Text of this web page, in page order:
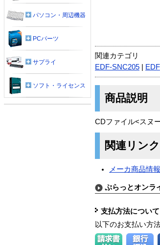
関連カテゴリ
EDF-SNC205
EDF
商品説明
CDファイル<スヌ
関連リンク
メーカ商品情報
ぷらっとオンラ
支払方法について
以下のお支払い方
パソコン・周辺機器
PCパーツ
サプライ
ソフト・ライセンス